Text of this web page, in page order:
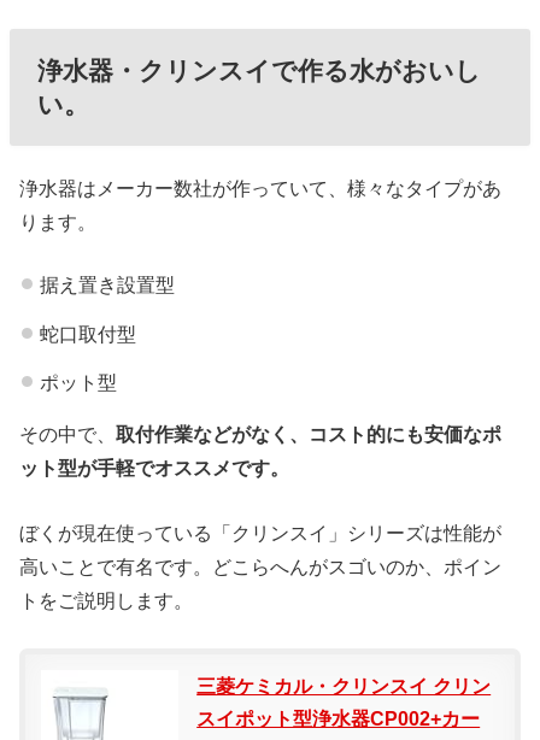
浄水器・クリンスイで作る水がおいし
い。
浄水器はメーカー数社が作っていて、様々なタイプがあ
ります。
据え置き設置型
蛇口取付型
ポット型
その中で、取付作業などがなく、コスト的にも安価なポ
ット型が手軽でオススメです。
ぼくが現在使っている「クリンスイ」シリーズは性能が
高いことで有名です。どこらへんがスゴいのか、ポイン
トをご説明します。
三菱ケミカル・クリンスイ クリン
スイポット型浄水器CP002+カー